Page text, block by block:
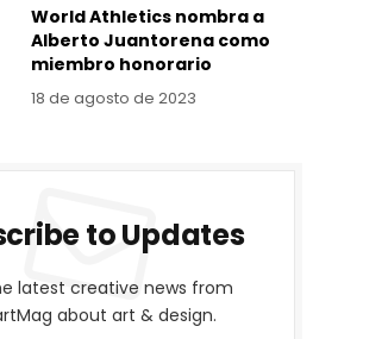
World Athletics nombra a
Alberto Juantorena como
miembro honorario
18 de agosto de 2023
to Updates
latest creative news from
about art & design.